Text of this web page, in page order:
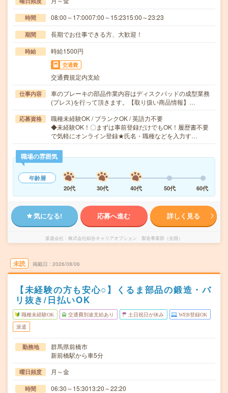
時間 08:00～17:0007:00～15:2315:00～23:23
期間 長期でお仕事できる方、大歓迎！
時給 時給1500円
交通費
交通費規定内支給
仕事内容
車のブレーキの部品作業内容はディスクパッドの成型業務
(プレス)を行って頂きます。【取り扱い商品情報】…
応募資格
職種未経験OK / ブランクOK / 英語力不要
◆未経験OK！〇まずは事前登録だけでもOK！履歴書不要
で気軽にオンライン登録★氏名・職種などを入力す…
職場の雰囲気
年齢層
20代
30代 40代 50代 60代
気になる! 応募へ進む 詳しく見る
派遣会社 株式会社綜合キャリアオプション 製造事業部（全国）
未読 掲載日 2026/08/06
【未経験の方も安心○】くるま部品の鍛造・バ
リ抜き/日払いOK
職種未経験OK 交通費別途支給あり 土日祝日が休み WEB登録OK
派遣
勤務地
群馬県前橋市
新前橋駅から車5分
曜日頻度 月～金
時間 06:30～15:3013:20～22:20